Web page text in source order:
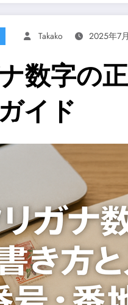
Takako 2025年7
数字の
イド